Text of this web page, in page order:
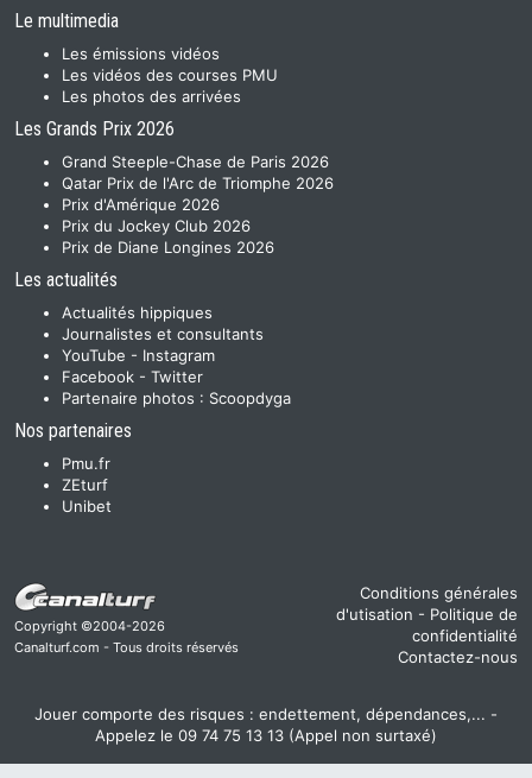
Le multimedia
Les émissions vidéos
Les vidéos des courses PMU
Les photos des arrivées
Les Grands Prix 2026
Grand Steeple-Chase de Paris 2026
Qatar Prix de l'Arc de Triomphe 2026
Prix d'Amérique 2026
Prix du Jockey Club 2026
Prix de Diane Longines 2026
Les actualités
Actualités hippiques
Journalistes et consultants
YouTube - Instagram
Facebook - Twitter
Partenaire photos : Scoopdyga
Nos partenaires
Pmu.fr
ZEturf
Unibet
Copyright ©2004-2026
Canalturf.com - Tous droits réservés
Conditions générales
d'utisation - Politique de
confidentialité
Contactez-nous
Jouer comporte des risques : endettement, dépendances,... -
Appelez le 09 74 75 13 13 (Appel non surtaxé)